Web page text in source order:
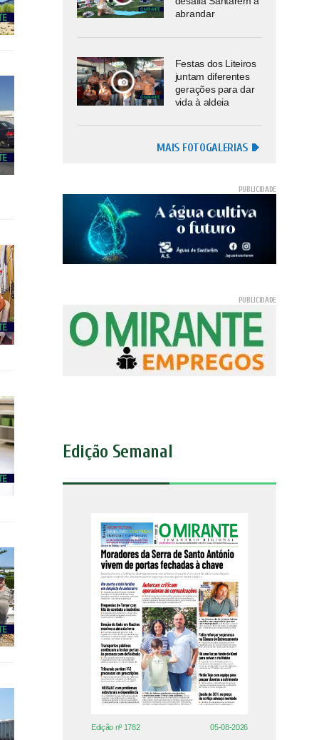
abrandar
Festas dos Liteiros
juntam diferentes
gerações para dar
vida à aldeia
MAIS FOTOGALERIAS
Edição Semanal
Edição nº 1782 05-08-2026